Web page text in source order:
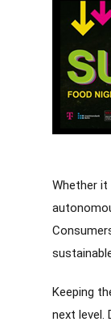
Whether
Keeping
next level.